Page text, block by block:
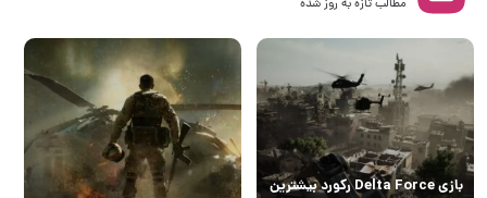
مطالب تازه به روز‌ شده
بازی Delta Force رکورد بیشترین